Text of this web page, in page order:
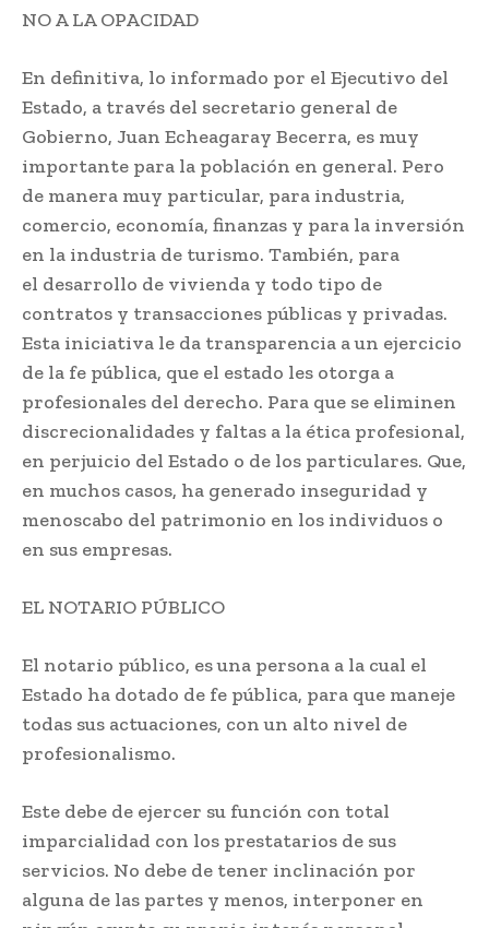
NO A LA OPACIDAD
En definitiva, lo informado por el Ejecutivo del
Estado, a través del secretario general de
Gobierno, Juan Echeagaray Becerra, es muy
importante para la población en general. Pero
de manera muy particular, para industria,
comercio, economía, finanzas y para la inversión
en la industria de turismo. También, para
el desarrollo de vivienda y todo tipo de
contratos y transacciones públicas y privadas.
Esta iniciativa le da transparencia a un ejercicio
de la fe pública, que el estado les otorga a
profesionales del derecho. Para que se eliminen
discrecionalidades y faltas a la ética profesional,
en perjuicio del Estado o de los particulares. Que,
en muchos casos, ha generado inseguridad y
menoscabo del patrimonio en los individuos o
en sus empresas.
EL NOTARIO PÚBLICO
El notario público, es una persona a la cual el
Estado ha dotado de fe pública, para que maneje
todas sus actuaciones, con un alto nivel de
profesionalismo.
Este debe de ejercer su función con total
imparcialidad con los prestatarios de sus
servicios. No debe de tener inclinación por
alguna de las partes y menos, interponer en